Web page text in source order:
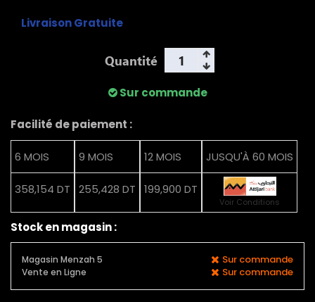
Livraison Gratuite
Quantité
Sur commande
Facilité de paiement :
6 MOIS
358,154 DT
9 MOIS
255,428 DT
12 MOIS
199,900 DT
JUSQU'À 60 MOIS
Voir Conditions
Stock en magasin :
Magasin Menzah 5 Sur commande
Vente en Ligne Sur commande